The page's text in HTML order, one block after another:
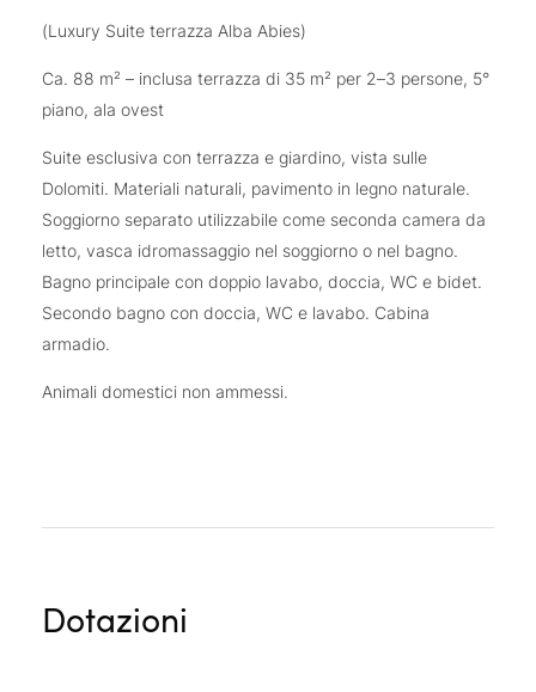
(Luxury Suite terrazza Alba Abies)
Ca. 88 m² – inclusa terrazza di 35 m² per 2–3 persone, 5°
piano, ala ovest
Suite esclusiva con terrazza e giardino, vista sulle
Dolomiti. Materiali naturali, pavimento in legno naturale.
Soggiorno separato utilizzabile come seconda camera da
letto, vasca idromassaggio nel soggiorno o nel bagno.
Bagno principale con doppio lavabo, doccia, WC e bidet.
Secondo bagno con doccia, WC e lavabo. Cabina
armadio.
Animali domestici non ammessi.
Dotazioni